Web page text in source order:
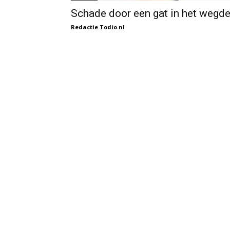
Schade door een gat in het
Redactie Todio.nl